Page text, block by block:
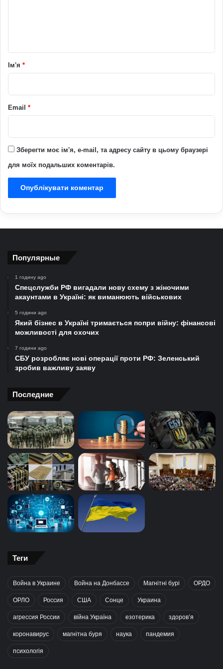
рІм'я *
Email *
Зберегти моє ім'я, e-mail, та адресу сайту в цьому браузері
для моїх подальших коментарів.
Популярные
1 годину ago
Спецслужби РФ вигадали нову схему з жіночими
акаунтами в Україні: як виманюють військових
5 години ago
Який бізнес в Україні тримається попри війну: фінансові
можливості для охочих
7 години ago
СБУ розробляє нові операції проти РФ: Зеленський
зробив важливу заяву
Последние
Теги
Война в Украине Война на Донбассе Магнітні бурі ОРДО
ОРЛО Россия США Сонце Украина
агрессия России війна Україна езотерика здоров’я
коронавирус магнітна буря наука пандемия
психологія